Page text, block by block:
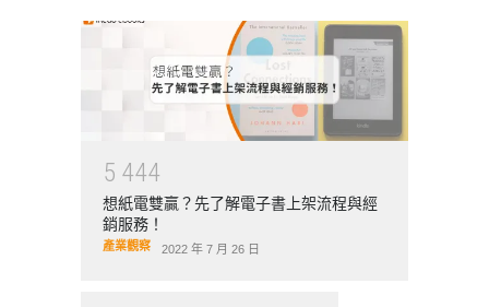
長期關注在農業政策、糧食安全領域的張
靜貞教授，和我們分享他對於SDG2消除飢
餓以及糧食安全的觀察。
5 444
想紙電雙贏？先了解電子書上架流程與經
銷服務！
產業觀察 2022 年 7 月 26 日